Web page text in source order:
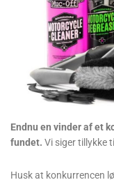
Endnu en vinder af et
fundet. Vi siger tillykke
Husk at konkurrencen